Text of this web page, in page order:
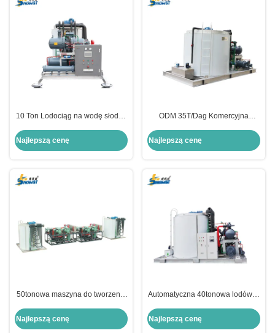
10 Ton Lodociąg na wodę słodką
Najlepszą cenę
ODM 35T/Dag Komercyjna
rybołówstwa
Najlepszą cenę
50tonowa maszyna do tworzenia
PLC do przetwarzania owoców
morza
Najlepszą cenę
Automatyczna 40tonowa lodówka
żywności
Najlepszą cenę